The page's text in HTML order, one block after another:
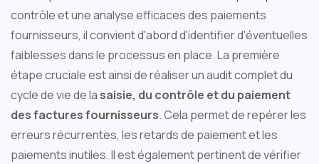
contrôle et une analyse efficaces des paiements
fournisseurs, il convient d'abord d'identifier d'éventuelles
faiblesses dans le processus en place. La première
étape cruciale est ainsi de réaliser un audit complet du
cycle de vie de la saisie, du contrôle et du paiement
des factures fournisseurs. Cela permet de repérer les
erreurs récurrentes, les retards de paiement et les
paiements inutiles. Il est également pertinent de vérifier